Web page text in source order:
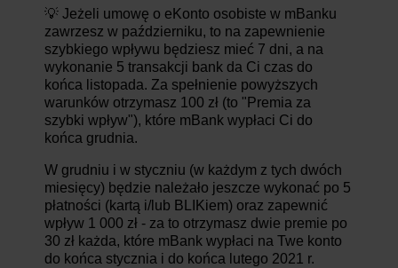
💡 Jeżeli umowę o eKonto osobiste w mBanku
zawrzesz w październiku, to na zapewnienie
szybkiego wpływu będziesz mieć 7 dni, a na
wykonanie 5 transakcji bank da Ci czas do
końca listopada. Za spełnienie powyższych
warunków otrzymasz 100 zł (to "Premia za
szybki wpływ"), które mBank wypłaci Ci do
końca grudnia.
W grudniu i w styczniu (w każdym z tych dwóch
miesięcy) będzie należało jeszcze wykonać po 5
płatności (kartą i/lub BLIKiem) oraz zapewnić
wpływ 1 000 zł - za to otrzymasz dwie premie po
30 zł każda, które mBank wypłaci na Twe konto
do końca stycznia i do końca lutego 2021 r.